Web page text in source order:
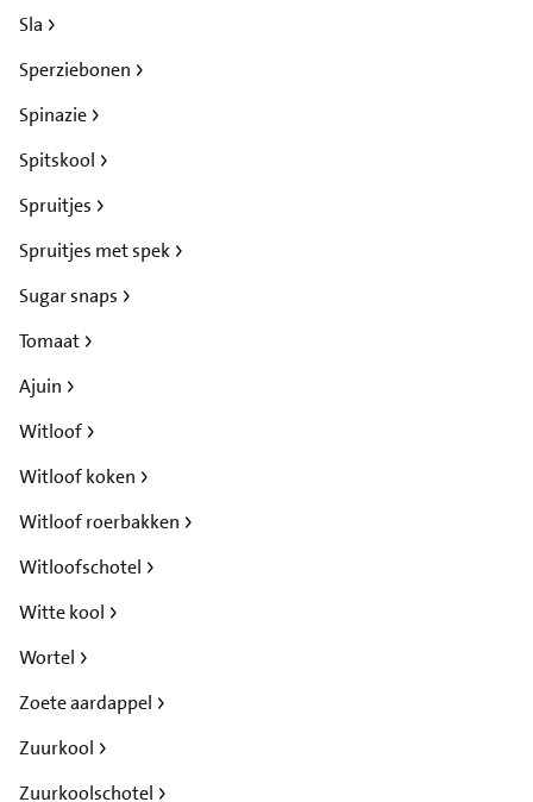
Sla
Sperziebonen
Spinazie
Spitskool
Spruitjes
Spruitjes met spek
Sugar snaps
Tomaat
Ajuin
Witloof
Witloof koken
Witloof roerbakken
Witloofschotel
Witte kool
Wortel
Zoete aardappel
Zuurkool
Zuurkoolschotel